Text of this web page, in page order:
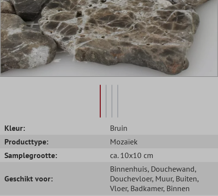
Kleur:
Bruin
Producttype:
Mozaïek
Samplegrootte:
ca. 10x10 cm
Geschikt voor:
Binnenhuis, Douchewand,
Douchevloer, Muur, Buiten,
Vloer, Badkamer, Binnen